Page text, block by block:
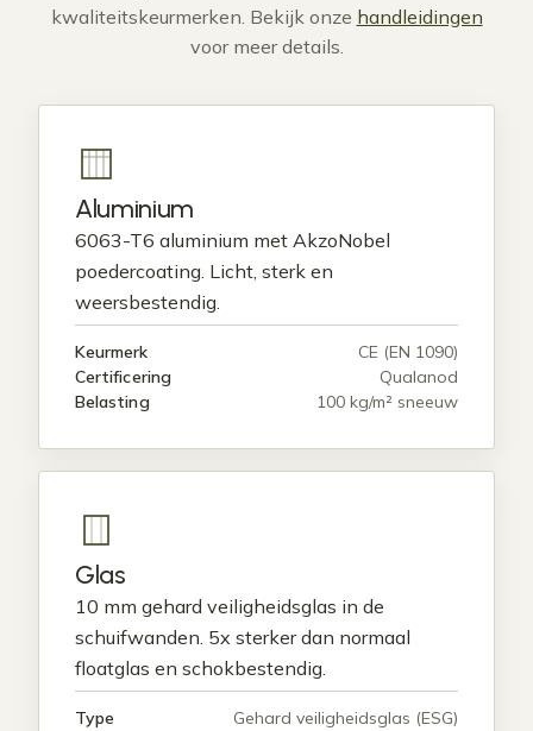
kwaliteitskeurmerken. Bekijk onze handleidingen
voor meer details.
Aluminium
6063-T6 aluminium met AkzoNobel
poedercoating. Licht, sterk en
weersbestendig.
Keurmerk
CE (EN 1090)
Certificering
Qualanod
Belasting
100 kg/m² sneeuw
Glas
10 mm gehard veiligheidsglas in de
schuifwanden. 5x sterker dan normaal
floatglas en schokbestendig.
Type
Gehard veiligheidsglas (ESG)